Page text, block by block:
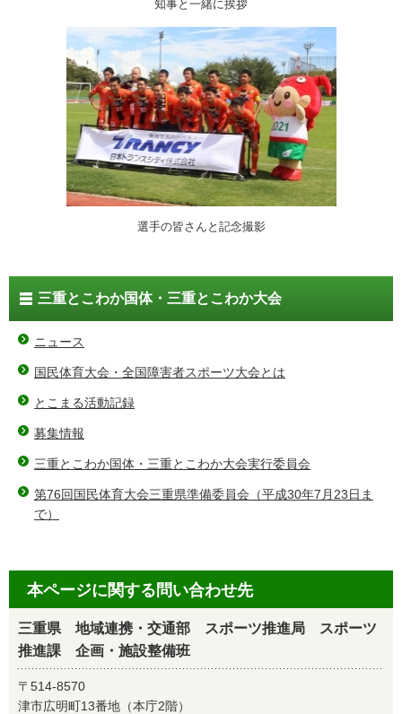
知事と一緒に挨拶
選手の皆さんと記念撮影
三重とこわか国体・三重とこわか大会
ニュース
国民体育大会・全国障害者スポーツ大会とは
とこまる活動記録
募集情報
三重とこわか国体・三重とこわか大会実行委員会
第76回国民体育大会三重県準備委員会（平成30年7月23日ま
で）
本ページに関する問い合わせ先
三重県 地域連携・交通部 スポーツ推進局 スポーツ
推進課 企画・施設整備班
〒514-8570
津市広明町13番地（本庁2階）